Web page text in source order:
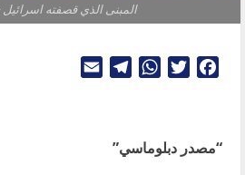
المبنى الذي قصفته اسرائيل
Facebook
Twitter
WhatsApp
Telegram
Email
“مصدر دبلوماسي”